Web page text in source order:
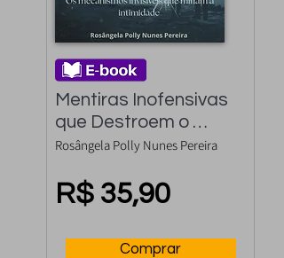
Mentiras Inofensivas
que Destroem o
Amor
Rosângela Polly Nunes Pereira
R$ 35,90
Comprar